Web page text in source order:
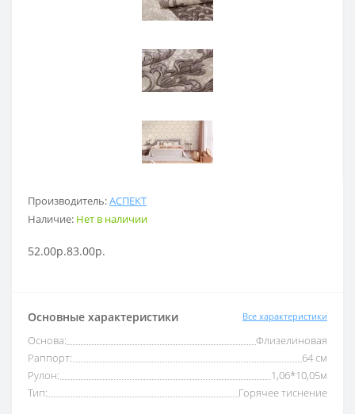
Производитель:АСПЕКТ
Наличие: Нет в наличии
52.00р.83.00р.
Основные характеристики Все характеристики
Основа:
Флизелиновая
Раппорт:
64 см
Рулон:
1,06*10,05м
Тип:
Горячее тиснение